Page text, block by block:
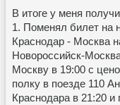
В итоге у меня
1. Поменял билет на
Краснодар - Москва
Новороссийск-
Москву в 19:00 с
полку в поезде 110
Краснодара в 21:20